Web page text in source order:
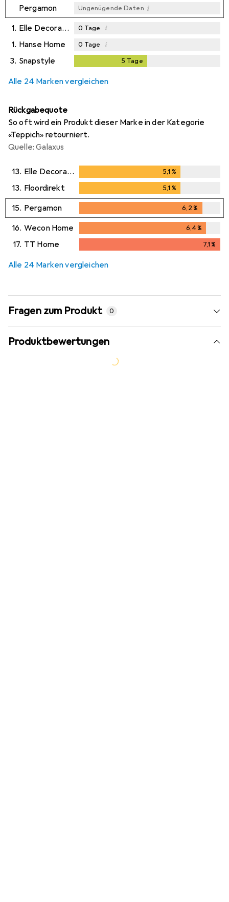
Pergamon Ungenügende Daten i
1. Elle Decoration 0 Tage i
1. Hanse Home 0 Tage i
3. Snapstyle 5 Tage
Alle 24 Marken vergleichen
Rückgabequote
So oft wird ein Produkt dieser Marke in der Kategorie
«Teppich» retourniert.
Quelle: Galaxus
13. Elle Decoration 5,1 %
13. Floordirekt 5,1 %
15. Pergamon 6,2%
6,2%
16. Wecon Home 6,4%
6,4%
17. TT Home 7,1%
Alle 24 Marken vergleichen
Fragen zum Produkt 0
Produktbewertungen